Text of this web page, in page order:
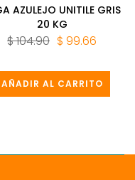
AZULEJO UNITILE GRIS
20 KG
$ 104.90 $ 99.66
AÑADIR AL CARRITO